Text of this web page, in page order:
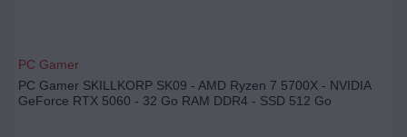
PC Gamer
PC Gamer SKILLKORP SK09 - AMD Ryzen 7 5700X - NVIDIA
GeForce RTX 5060 - 32 Go RAM DDR4 - SSD 512 Go